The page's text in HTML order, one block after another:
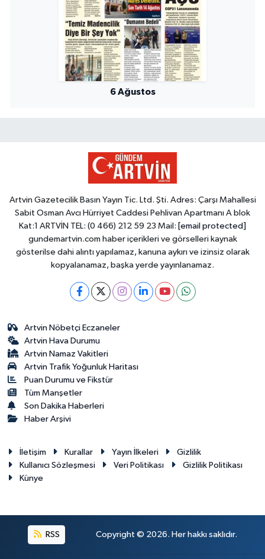
6 Ağustos
Artvin Gazetecilik Basın Yayın Tic. Ltd. Şti. Adres: Çarşı Mahallesi
Sabit Osman Avcı Hürriyet Caddesi Pehlivan Apartmanı A blok
Kat:1 ARTVİN TEL: (0 466) 212 59 23 Mail: [email protected]
gundemartvin.com haber içerikleri ve görselleri kaynak
gösterilse dahi alıntı yapılamaz, kanuna aykırı ve izinsiz olarak
kopyalanamaz, başka yerde yayınlanamaz.
Artvin Nöbetçi Eczaneler
Artvin Hava Durumu
Artvin Namaz Vakitleri
Artvin Trafik Yoğunluk Haritası
Puan Durumu ve Fikstür
Tüm Manşetler
Son Dakika Haberleri
Haber Arşivi
İletişim Kurallar Yayın İlkeleri
Gizlilik
Kullanıcı Sözleşmesi
Veri Politikası
Gizlilik Politikası
Künye
RSS Copyright © 2026. Her hakkı saklıdır.